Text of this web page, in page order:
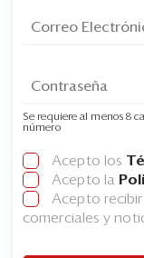
Se requiere al menos 8
número
Acepto los
Acepto la
Acepto
comerciales y